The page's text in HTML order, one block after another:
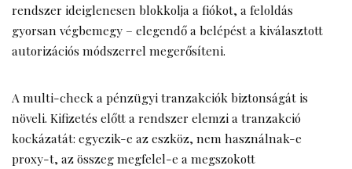
rendszer ideiglenesen blokkolja a fiókot, a feloldás
gyorsan végbemegy – elegendő a belépést a kiválasztott
autorizációs módszerrel megerősíteni.
A multi-check a pénzügyi tranzakciók biztonságát is
növeli. Kifizetés előtt a rendszer elemzi a tranzakció
kockázatát: egyezik-e az eszköz, nem használnak-e
proxy-t, az összeg megfelel-e a megszokott